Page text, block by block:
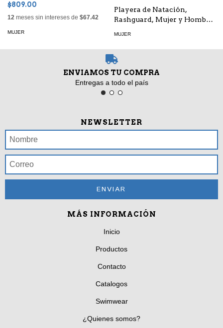
$809.00
12 meses sin intereses de $67.42
MUJER
Playera de Natación,
Rashguard, Mujer y Hombre
MUJER
ENVIAMOS TU COMPRA
Entregas a todo el país
NEWSLETTER
MÁS INFORMACIÓN
Inicio
Productos
Contacto
Catalogos
Swimwear
¿Quienes somos?